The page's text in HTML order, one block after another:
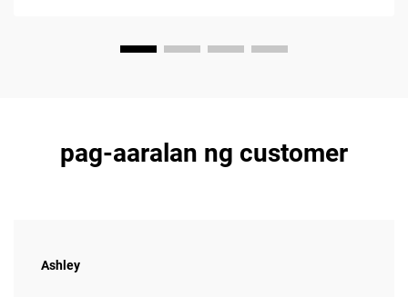
pag-aaralan ng customer
Ashley